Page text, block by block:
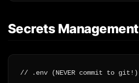
Secrets Management
// .env (NEVER commit to git!)